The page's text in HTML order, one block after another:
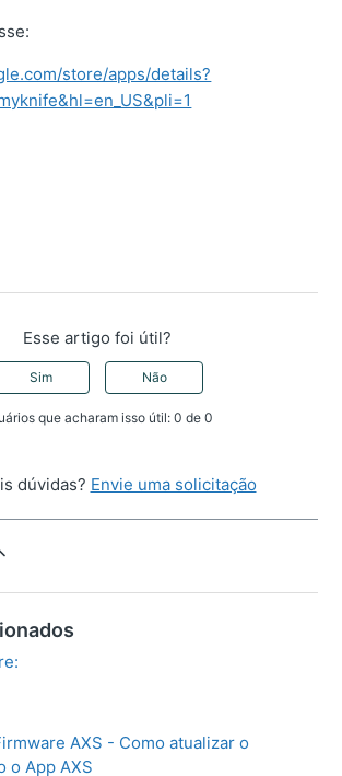
store/apps/details?
Esse artigo foi útil?
Sim Não
que acharam isso útil: 0 de 0
dúvidas? Envie uma solicitação
AXS - Como atualizar o
o App AXS